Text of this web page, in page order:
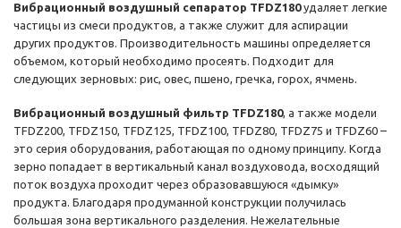
Вибрационный воздушный сепаратор TFDZ180удаляет легкие
частицы из смеси продуктов, а также служит для аспирации
других продуктов. Производительность машины определяется
объемом, который необходимо просеять. Подходит для
следующих зерновых: рис, овес, пшено, гречка, горох, ячмень.
Вибрационный воздушный фильтр TFDZ180, а также модели
TFDZ200, TFDZ150, TFDZ125, TFDZ100, TFDZ80, TFDZ75 и TFDZ60 –
это серия оборудования, работающая по одному принципу. Когда
зерно попадает в вертикальный канал воздуховода, восходящий
поток воздуха проходит через образовавшуюся «дымку»
продукта. Благодаря продуманной конструкции получилась
большая зона вертикального разделения. Нежелательные